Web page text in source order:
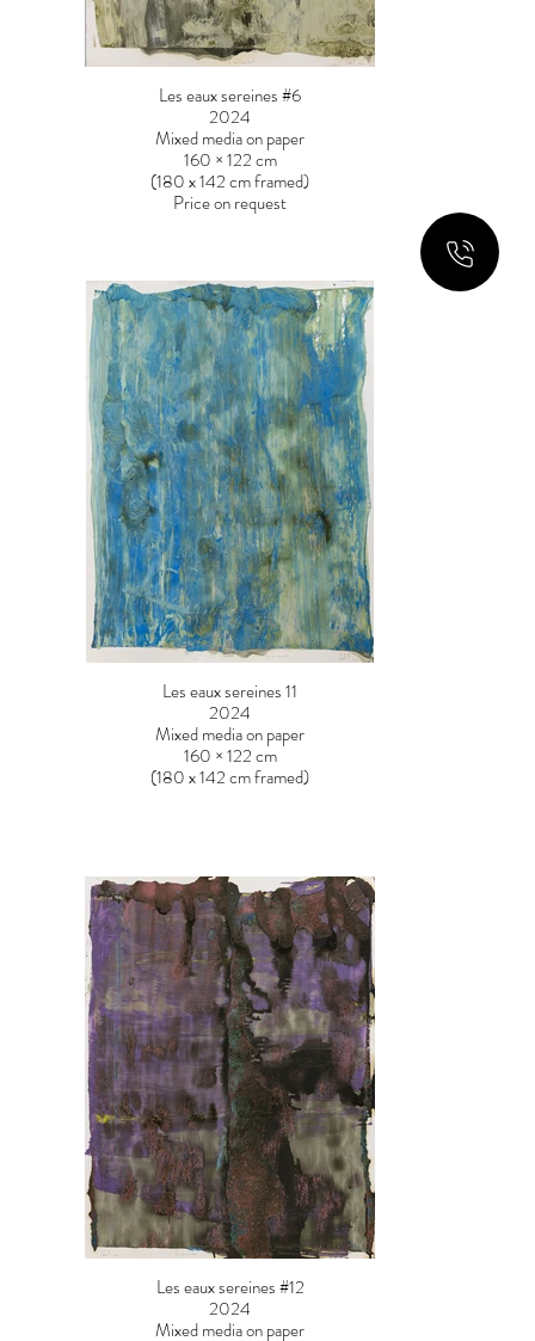
Les eaux sereines #6
2024
Mixed media on paper
160 × 122 cm
(180 x 142 cm framed)
Price on request
Les eaux sereines 11
2024
Mixed media on paper
160 × 122 cm
(180 x 142 cm framed)
Les eaux sereines #12
2024
Mixed media on paper